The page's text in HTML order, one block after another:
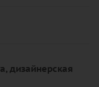
дизайнерская